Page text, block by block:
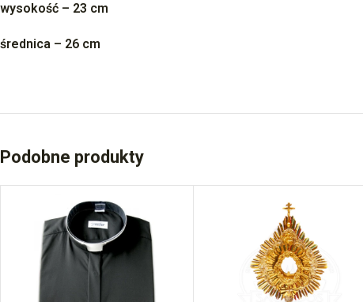
wysokość – 23 cm
średnica – 26 cm
Podobne produkty